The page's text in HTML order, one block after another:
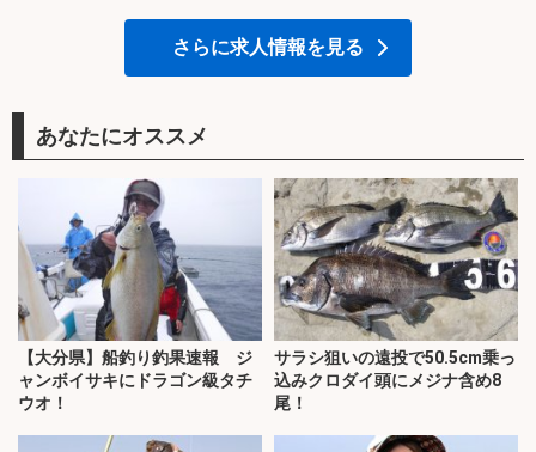
さらに求人情報を見る
あなたにオススメ
【大分県】船釣り釣果速報 ジ
ャンボイサキにドラゴン級タチ
ウオ！
サラシ狙いの遠投で50.5cm乗っ
込みクロダイ頭にメジナ含め8
尾！